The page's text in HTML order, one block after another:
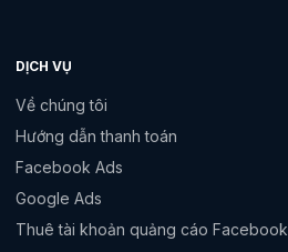
DỊCH VỤ
Về chúng tôi
Hướng dẫn thanh toán
Facebook Ads
Google Ads
Thuê tài khoản quảng cáo Facebook